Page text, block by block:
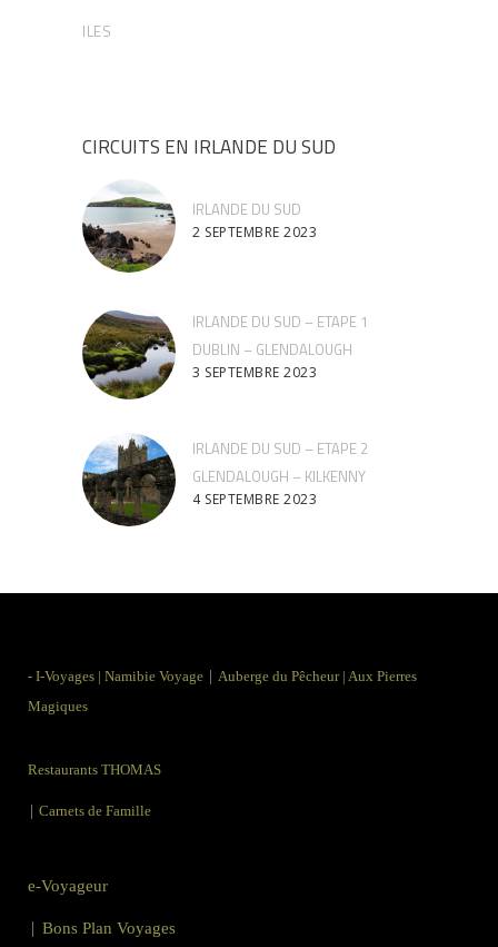
ILES
CIRCUITS EN IRLANDE DU SUD
IRLANDE DU SUD
2 SEPTEMBRE 2023
IRLANDE DU SUD – ETAPE 1
DUBLIN – GLENDALOUGH
3 SEPTEMBRE 2023
IRLANDE DU SUD – ETAPE 2
GLENDALOUGH – KILKENNY
4 SEPTEMBRE 2023
- I-Voyages | Namibie Voyage | Auberge du Pêcheur | Aux Pierres
Magiques
Restaurants THOMAS
| Carnets de Famille
e-Voyageur
| Bons Plan Voyages